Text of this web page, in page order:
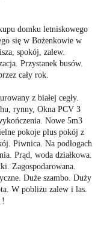
domku letniskowego
się w Bożenkowie w
spokój, zalew.
Przystanek busów.
cały rok.
z białej cegły.
rynny, Okna PCV 3
Nowe 5m3
pokoje plus pokój z
Piwnica. Na podłogach
Prąd, woda działkowa.
Zagospodarowana.
Duże szambo. Duży
W pobliżu zalew i las.
!